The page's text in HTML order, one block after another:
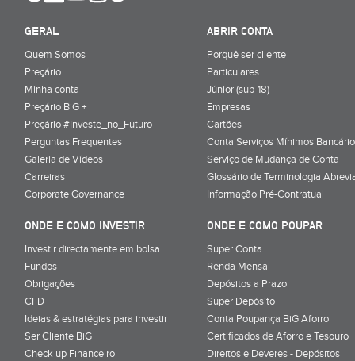
GERAL
Quem Somos
Preçário
Minha conta
Preçário BiG +
Preçário #Investe_no_Futuro
Perguntas Frequentes
Galeria de Vídeos
Carreiras
Corporate Governance
ABRIR CONTA
Porquê ser cliente
Particulares
Júnior (sub-18)
Empresas
Cartões
Conta Serviços Mínimos
Serviço de Mudança de Conta
Glossário de Terminologia
Informação Pré-Contratual
ONDE E COMO INVESTIR
Investir directamente em bolsa
Fundos
Obrigações
CFD
Ideias & estratégias para investir
Ser Cliente BiG
Check up Financeiro
ONDE E COMO POUPAR
Super Conta
Renda Mensal
Depósitos a Prazo
Super Depósito
Conta Poupança BiG Aforro
Certificados de Aforro e Tesouro
Direitos e Deveres - Depósitos